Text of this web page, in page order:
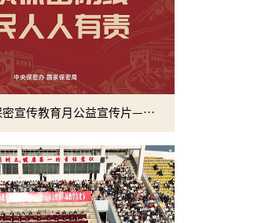
2026年全国保密宣传教育月公益宣传片—方寸之间